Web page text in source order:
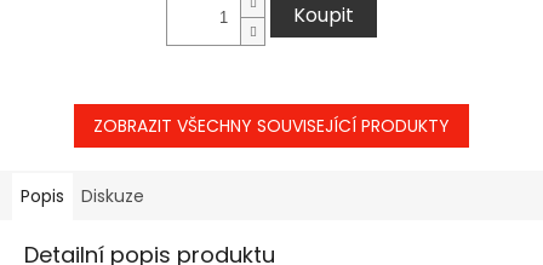
Koupit
ZOBRAZIT VŠECHNY SOUVISEJÍCÍ PRODUKTY
Popis Diskuze
Detailní popis produktu